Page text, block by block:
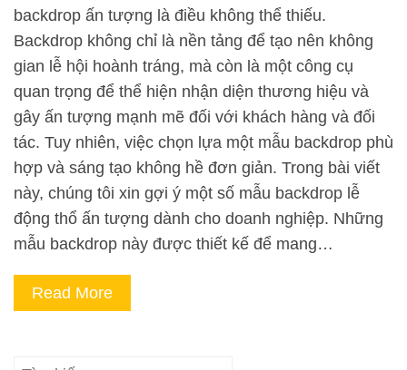
backdrop ấn tượng là điều không thể thiếu.
Backdrop không chỉ là nền tảng để tạo nên không
gian lễ hội hoành tráng, mà còn là một công cụ
quan trọng để thể hiện nhận diện thương hiệu và
gây ấn tượng mạnh mẽ đối với khách hàng và đối
tác. Tuy nhiên, việc chọn lựa một mẫu backdrop phù
hợp và sáng tạo không hề đơn giản. Trong bài viết
này, chúng tôi xin gợi ý một số mẫu backdrop lễ
động thổ ấn tượng dành cho doanh nghiệp. Những
mẫu backdrop này được thiết kế để mang…
Read More